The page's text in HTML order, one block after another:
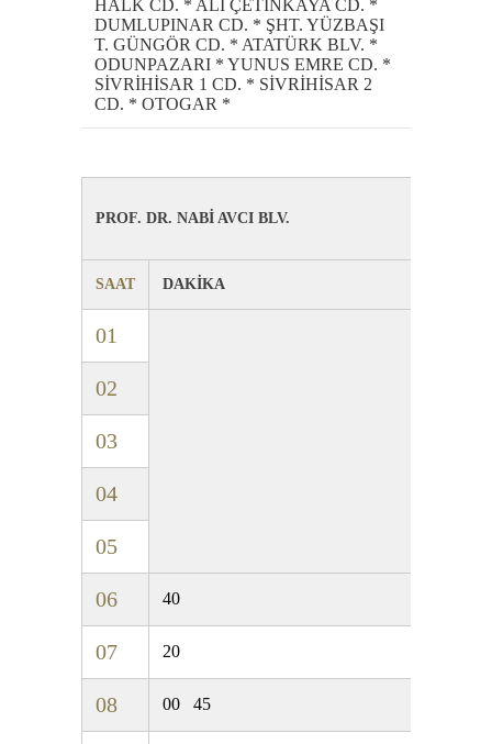
HALK CD. * ALİ ÇETİNKAYA CD. *
DUMLUPINAR CD. * ŞHT. YÜZBAŞI
T. GÜNGÖR CD. * ATATÜRK BLV. *
ODUNPAZARI * YUNUS EMRE CD. *
SİVRİHİSAR 1 CD. * SİVRİHİSAR 2
CD. * OTOGAR *
PROF. DR. NABİ AVCI BLV.
SAAT DAKİKA
01
02
03
04
05
06 40
07 20
08 00 45